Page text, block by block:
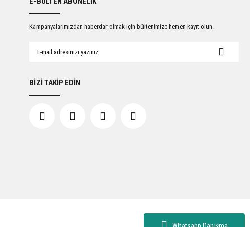
Kampanyalarımızdan haberdar olmak için bültenimize hemen kayıt olun.
BİZİ TAKİP EDİN